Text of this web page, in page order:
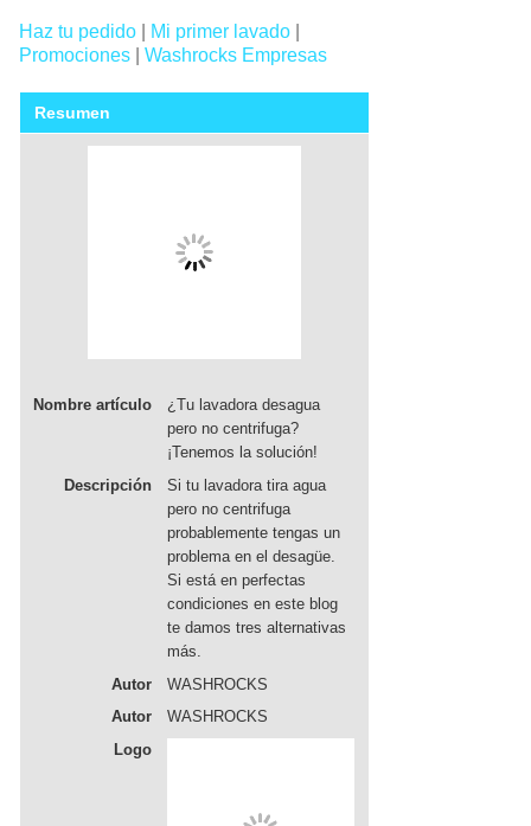
Haz tu pedido Mi primer lavado
Promociones
Washrocks Empresas
Resumen
Nombre artículo
¿Tu lavadora desagua
pero no centrifuga?
¡Tenemos la solución!
Descripción
Si tu lavadora tira agua
pero no centrifuga
probablemente tengas un
problema en el desagüe.
Si está en perfectas
condiciones en este blog
te damos tres alternativas
más.
Autor
WASHROCKS
Autor
WASHROCKS
Logo